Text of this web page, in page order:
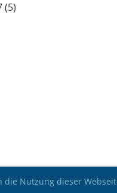
Nutzung dieser
(5)